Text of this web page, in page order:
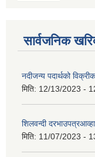
सार्वजनिक
नदीजन्य पदार्थको
मिति: 12/13/2023 -
शिलवन्दी
मिति: 11/07/2023 -